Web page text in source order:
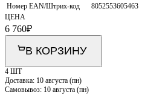
Номер EAN/Штрих-код
8052553605463
ЦЕНА
6 760₽
В КОРЗИНУ
4 ШТ
Доставка: 10 августа (пн)
Самовывоз: 10 августа (пн)